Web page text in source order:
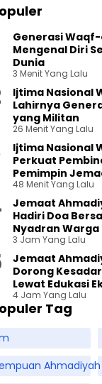
Generasi
Mengenal Diri
Dunia
3 Menit Yang Lalu
Ijtima Nasional
Lahirnya
yang Militan
26 Menit Yang Lalu
Ijtima Nasional
Perkuat
Pemimpin
48 Menit Yang Lalu
Jemaat
Hadiri Doa
Nyadran Warga
3 Jam Yang Lalu
Jemaat
Dorong
4 Jam Yang Lalu
Tag
Ahmadiyah